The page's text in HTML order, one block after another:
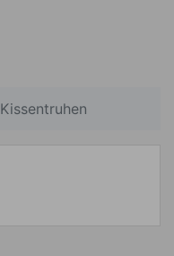
Kissentruhen